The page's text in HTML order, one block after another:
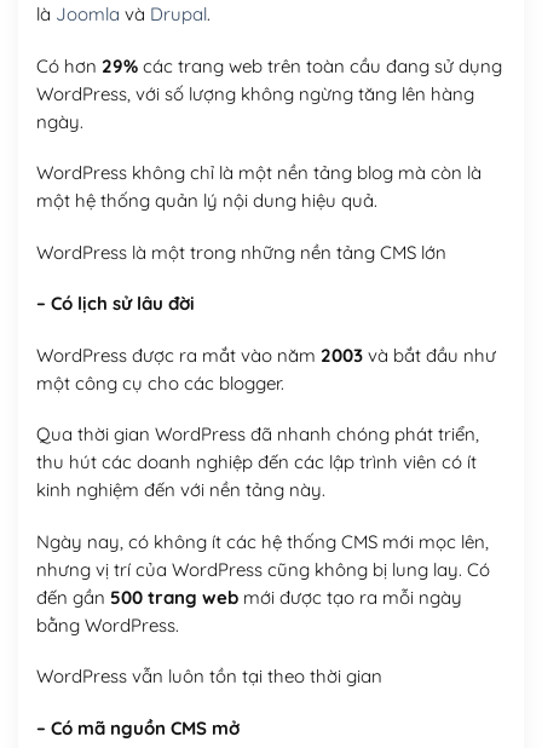
là Joomla và Drupal.
Có hơn 29%các trang web trên toàn cầu đang sử dụng
WordPress, với số lượng không ngừng tăng lên hàng
ngày.
WordPress không chỉ là một nền tảng blog mà còn là
một hệ thống quản lý nội dung hiệu quả.
WordPress là một trong những nền tảng CMS lớn
– Có lịch sử lâu đời
WordPress được ra mắt vào năm 2003và bắt đầu như
một công cụ cho các blogger.
Qua thời gian WordPress đã nhanh chóng phát triển,
thu hút các doanh nghiệp đến các lập trình viên có ít
kinh nghiệm đến với nền tảng này.
Ngày nay, có không ít các hệ thống CMS mới mọc lên,
nhưng vị trí của WordPress cũng không bị lung lay. Có
đến gần 500 trang webmới được tạo ra mỗi ngày
bằng WordPress.
WordPress vẫn luôn tồn tại theo thời gian
– Có mã nguồn CMS mở